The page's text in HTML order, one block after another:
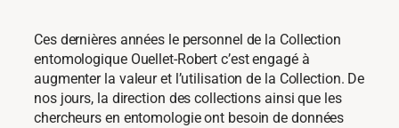
Ces dernières années le personnel de la Collection
entomologique Ouellet-Robert c’est engagé à
augmenter la valeur et l’utilisation de la Collection. De
nos jours, la direction des collections ainsi que les
chercheurs en entomologie ont besoin de données